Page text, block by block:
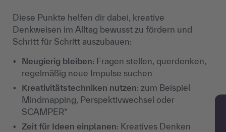
Diese Punkte helfen dir dabei, kreative
Denkweisen im Alltag bewusst zu fördern und
Schritt für Schritt auszubauen:
Neugierig bleiben: Fragen stellen, querdenken,
regelmäßig neue Impulse suchen
Kreativitätstechniken nutzen: zum Beispiel
Mindmapping, Perspektivwechsel oder
SCAMPER*
Zeit für Ideen einplanen: Kreatives Denken